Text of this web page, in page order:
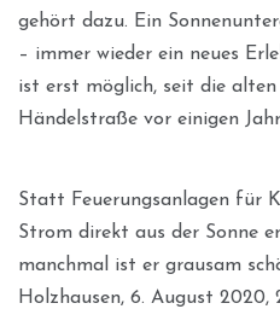
gehört dazu. Ein
– immer wieder ein neues
ist erst möglich, seit die
Händelstraße vor einigen
Statt Feuerungsanlagen für
Strom direkt aus der Sonne
manchmal ist er grausam
Holzhausen, 6. August 2020,